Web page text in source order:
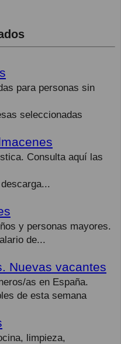
para personas sin
seleccionadas
Consulta aquí las
y personas mayores.
de...
Nuevas vacantes
as en España.
de esta semana
limpieza,